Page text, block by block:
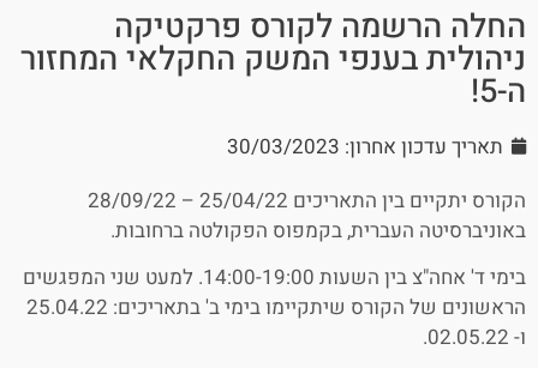
החלה הרשמה לקורס פרקטיקה
ניהולית בענפי המשק החקלאי המחזור
ה-5!
תאריך עדכון אחרון: 30/03/2023
הקורס יתקיים בין התאריכים 25/04/22 – 28/09/22
באוניברסיטה העברית, בקמפוס הפקולטה ברחובות.
בימי ד' אחה"צ בין השעות 14:00-19:00. למעט שני המפגשים
הראשונים של הקורס שיתקיימו בימי ב' בתאריכים: 25.04.22
ו- 02.05.22.